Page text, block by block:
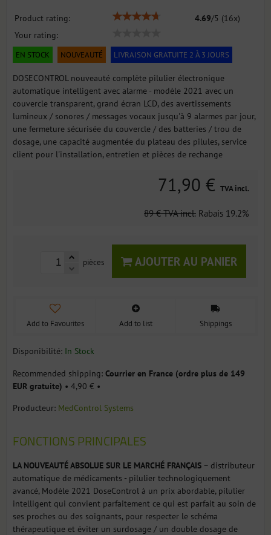
Product rating: 4.69/5 (16x)
Your rating:
EN STOCK NOUVEAUTÉ LIVRAISON GRATUITE 2 À 3 JOURS
DOSECONTROL nouveauté complète pilulier électronique
automatique intelligent avec alarme - modèle 2021 avec un
couvercle transparent, grand écran LCD, des avertissements
lumineux / sonores / messages vocaux jusqu'à 9 alarmes par jour,
une fermeture sécurisée du couvercle / des batteries / trou de
dosage, une capacité augmentée du plateau des pilules, service
client pour l'installation, entretien et pièces de rechange
71,90 € TVA incl.
89 € TVA incl. Rabais 19.2%
pièces AJOUTER AU PANIER
Add to Favourites Add to list Shippings
Disponibilité: In Stock
Courrier en France (ordre plus de 149
EUR gratuite) • 4,90 € •
Producteur: MedControl Systems
FONCTIONS PRINCIPALES
LA NOUVEAUTÉ ABSOLUE SUR LE MARCHÉ FRANÇAIS – distributeur
automatique de médicaments - pilulier technologiquement
avancé, Modèle 2021 DoseControl à un prix abordable, pilulier
intelligent qui convient parfaitement ce qui est parfait au soin de
ses proches ou des soignants, pour respecter le schéma
thérapeutique et éviter un surdosage / un double dosage de